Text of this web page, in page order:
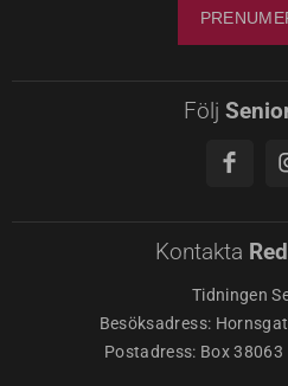
Följ
Kontakta
Tidningen
Besöksadress:
Postadress: Box